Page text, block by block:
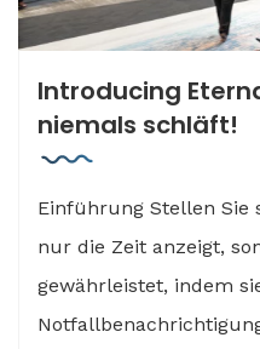
Introducing
niemals schläft!
Einführung Stellen Sie
nur die Zeit anzeigt,
gewährleistet, indem